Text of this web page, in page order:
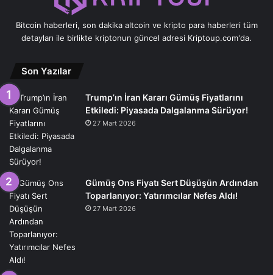
Bitcoin haberleri, son dakika altcoin ve kripto para haberleri tüm
detayları ile birlikte kriptonun güncel adresi Kriptoup.com'da.
Son Yazılar
Trump’ın İran Kararı Gümüş Fiyatlarını
Etkiledi: Piyasada Dalgalanma Sürüyor!
27 Mart 2026
Gümüş Ons Fiyatı Sert Düşüşün Ardından
Toparlanıyor: Yatırımcılar Nefes Aldı!
27 Mart 2026